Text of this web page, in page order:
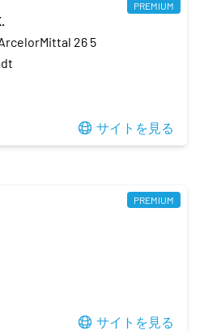
PREMIUM
26 5
サイトを見る
PREMIUM
サイトを見る